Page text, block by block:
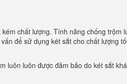
chất lượng. Tính năng chống trộm
để sử dụng két sắt cho chất lượng
luôn luôn được đảm bảo do két sắt